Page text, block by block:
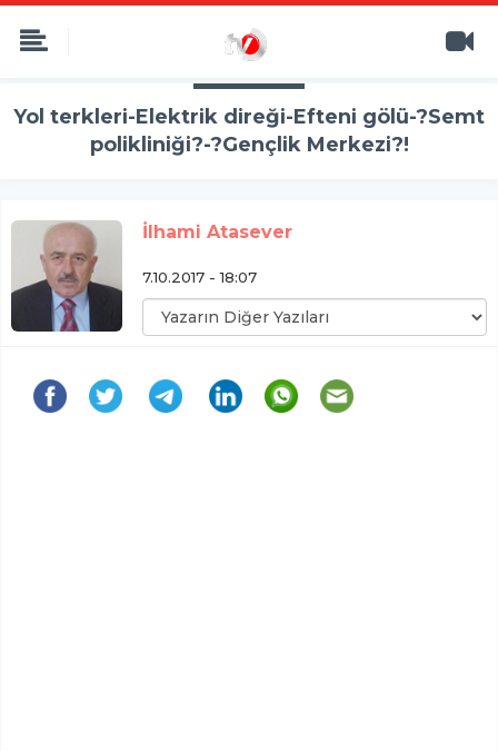
Yol terkleri-Elektrik direği-Efteni gölü-?Semt
polikliniği?-?Gençlik Merkezi?!
İlhami Atasever
7.10.2017 - 18:07